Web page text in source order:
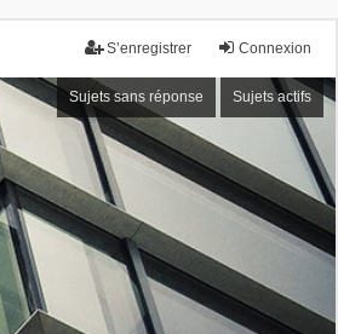
Connexion
S’enregistrer
Sujets sans réponse Sujets actifs